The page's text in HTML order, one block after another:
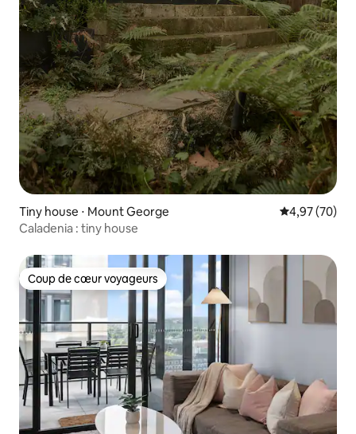
Tiny house ⋅ Mount George Évaluation
4,97 (70)
Caladenia : tiny house
Coup de cœur voyageurs
Coup de cœur voyageurs